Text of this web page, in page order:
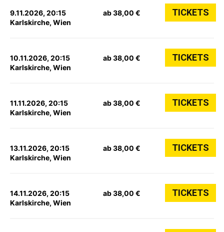
9.11.2026, 20:15
Karlskirche, Wien
ab 38,00 € TICKETS
10.11.2026, 20:15
Karlskirche, Wien
ab 38,00 € TICKETS
11.11.2026, 20:15
Karlskirche, Wien
ab 38,00 € TICKETS
13.11.2026, 20:15
Karlskirche, Wien
ab 38,00 € TICKETS
14.11.2026, 20:15
Karlskirche, Wien
ab 38,00 € TICKETS